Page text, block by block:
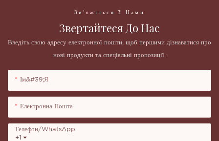
Зв'яжіться З Нами
Звертайтеся До Нас
Введіть свою адресу електронної пошти, щоб першими дізнаватися про
нові продукти та спеціальні пропозиції.
Ім&#39;я
Електронна Пошта
+1
Телефон/WhatsApp